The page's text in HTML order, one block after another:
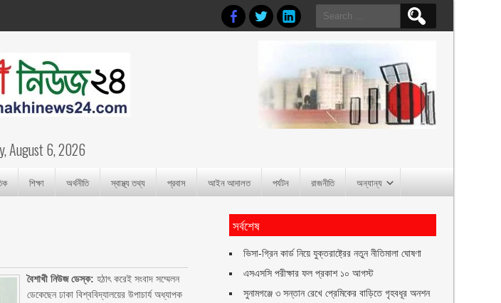
Search
for:
August 6, 2026
শিক্ষা অর্থনীতি স্বাস্থ্য তথ্য প্রবাস আইন আদালত পর্যটন রাজনীতি অন্যান্য
বৈশাখী নিউজ ডেস্ক: হঠাৎ করেই সংবাদ সম্মেলন
ডেকেছেন ঢাকা বিশ্ববিদ্যালয়ের উপাচার্য অধ্যাপক
সর্বশেষ
ভিসা-গ্রিন কার্ড নিয়ে যুক্তরাষ্ট্রের নতুন নীতিমালা ঘোষণা
এসএসসি পরীক্ষার ফল প্রকাশ ১০ আগস্ট
সুনামগঞ্জে ৩ সন্তান রেখে প্রেমিকের বাড়িতে গৃহবধূর অনশন